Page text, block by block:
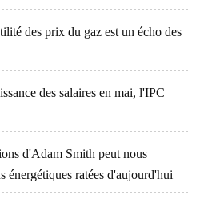
des prix du gaz est un écho des
des salaires en mai, l'IPC
d'Adam Smith peut nous
énergétiques ratées d'aujourd'hui